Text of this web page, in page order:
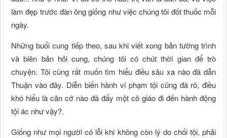
làm đẹp trước đàn ông giống như việc chúng tôi đốt thuốc mỗi
ngày.
Những buổi cung tiếp theo, sau khi viết xong bản tường trình
và biên bản hỏi cung, chúng tôi có chút thời gian để trò
chuyện. Tôi cũng rất muốn tìm hiểu điều sâu xa nào đã dẫn
Thuận vào đây. Diễn biến hành vi phạm tội cũng đã rõ, điều
khó hiểu là căn cớ nào đã đẩy một cô giáo đi đến hành động
tội ác như vậy?.
Giống như mọi người có lỗi khi không còn lý do chối tội, phải